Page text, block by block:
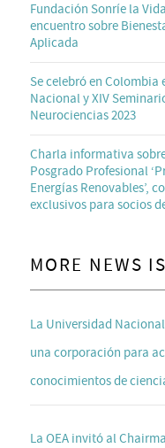
Fundación Sonríe la
encuentro sobre
Aplicada
Se celebró en Colombia
Nacional y XIV
Neurociencias 2023
Charla informativa
Posgrado Profesional
Energías Renovables’,
exclusivos para socios
MORE NEWS
La Universidad
una corporación para
conocimientos de
La OEA invitó al